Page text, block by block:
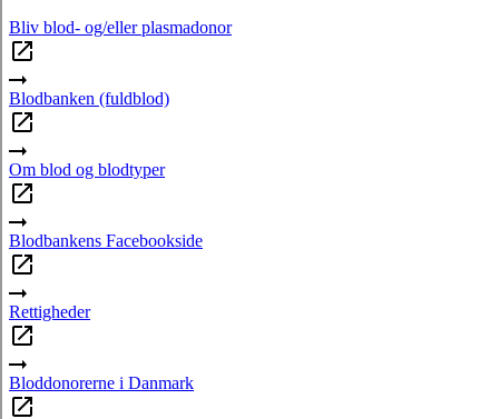
Bliv blod- og/eller plasmadonor
Blodbanken (fuldblod)
Om blod og blodtyper
Blodbankens Facebookside
Rettigheder
Bloddonorerne i Danmark